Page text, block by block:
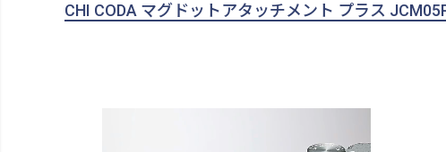
CHI CODA マグドットアタッチメント プラス